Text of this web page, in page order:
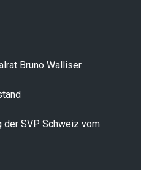
Bruno Walliser
der SVP Schweiz vom